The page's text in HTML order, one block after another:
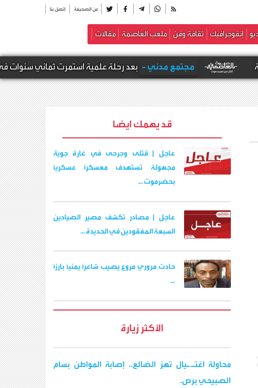
عن الصحيفة إتصل بنا
إنفوجرافيك ثقافة وفن ملعب العاصمة مقالات
مدني - بعد رحلة علمية استمرت ثماني سنوات في الهند.. الباحث
قد يهمك ايضا
عاجل | قتلى وجرحى في غارة جوية
مجهولة تستهدف معسكرًا عسكريًا
بحضرموت ...
عاجل | مصادر تكشف مصير الصيادين
السبعة المفقودين في الحديدة ...
حادث مروري مروع يصيب شاعرًا يمنيًا بارزًا
...
الأكثر زيارة
محاولة اغتـ.ـيال تهز الضالع.. إصابة المواطن بسام
الصبيحي برص.